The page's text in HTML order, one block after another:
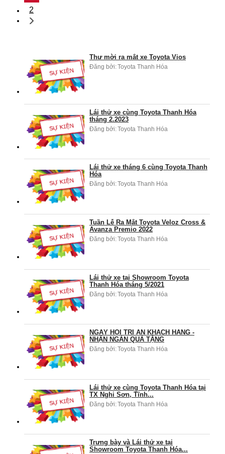
2
Thư mời ra mắt xe Toyota Vios
Đăng bởi:Toyota Thanh Hóa
Lái thử xe cùng Toyota Thanh Hóa
tháng 2.2023
Đăng bởi:Toyota Thanh Hóa
Lái thử xe tháng 6 cùng Toyota Thanh
Hóa
Đăng bởi:Toyota Thanh Hóa
Tuần Lễ Ra Mắt Toyota Veloz Cross &
Avanza Premio 2022
Đăng bởi:Toyota Thanh Hóa
Lái thử xe tại Showroom Toyota
Thanh Hóa tháng 5/2021
Đăng bởi:Toyota Thanh Hóa
NGÀY HỘI TRI ÂN KHÁCH HÀNG -
NHẬN NGÀN QUÀ TẶNG
Đăng bởi:Toyota Thanh Hóa
Lái thử xe cùng Toyota Thanh Hóa tại
TX Nghi Sơn, Tĩnh...
Đăng bởi:Toyota Thanh Hóa
Trưng bày và Lái thử xe tại
Showroom Toyota Thanh Hóa...